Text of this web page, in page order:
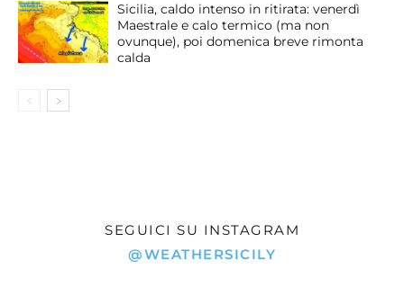
Sicilia, caldo intenso in ritirata: venerdì
Maestrale e calo termico (ma non
ovunque), poi domenica breve rimonta
calda
SEGUICI SU INSTAGRAM
@WEATHERSICILY